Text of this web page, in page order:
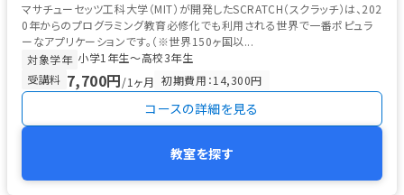
マサチューセッツ工科大学（MIT）が開発したSCRATCH（スクラッチ）は、202
0年からのプログラミング教育必修化でも利用される世界で一番ポピュラ
ーなアプリケーションです。（※世界150ヶ国以...
対象学年 小学1年生〜高校3年生
受講料 7,700円/1ヶ月 初期費用：14,300円
コースの詳細を見る
教室を探す